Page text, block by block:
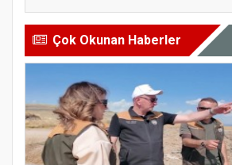
Çok Okunan Haberler